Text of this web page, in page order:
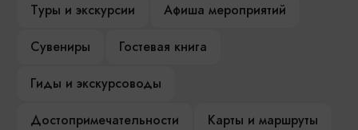
Туры и экскурсии
Афиша мероприятий
Сувениры
Гостевая книга
Гиды и экскурсоводы
Достопримечательности
Карты и маршруты